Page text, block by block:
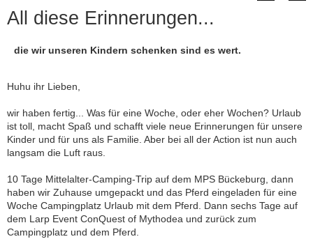
All diese Erinnerungen...
die wir unseren Kindern schenken sind es wert.
Huhu ihr Lieben,
wir haben fertig... Was für eine Woche, oder eher Wochen? Urlaub
ist toll, macht Spaß und schafft viele neue Erinnerungen für unsere
Kinder und für uns als Familie. Aber bei all der Action ist nun auch
langsam die Luft raus.
10 Tage Mittelalter-Camping-Trip auf dem MPS Bückeburg, dann
haben wir Zuhause umgepackt und das Pferd eingeladen für eine
Woche Campingplatz Urlaub mit dem Pferd. Dann sechs Tage auf
dem Larp Event ConQuest of Mythodea und zurück zum
Campingplatz und dem Pferd.